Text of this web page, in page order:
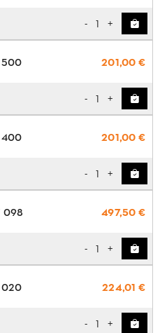
- 1 +
500 201,00 €
- 1 +
400 201,00 €
- 1 +
098 497,50 €
- 1 +
020 224,01 €
- 1 +